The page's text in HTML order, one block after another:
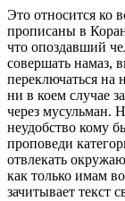
Это относится ко
прописаны в
что опоздавший
совершать намаз,
переключаться на
ни в коем случае
через мусульман.
неудобство кому
проповеди
отвлекать
как только имам
зачитывает текст